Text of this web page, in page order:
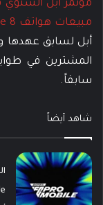
مؤتمر أبل
مبيعات هواتف iPhone 8
المشترين في
سابقاً.
شاهد أيضاً